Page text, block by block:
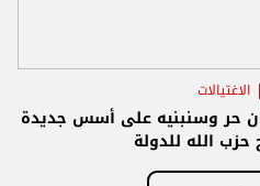
الاغتيالات
حر وسنبنيه على أسس جديدة
الله للدولة